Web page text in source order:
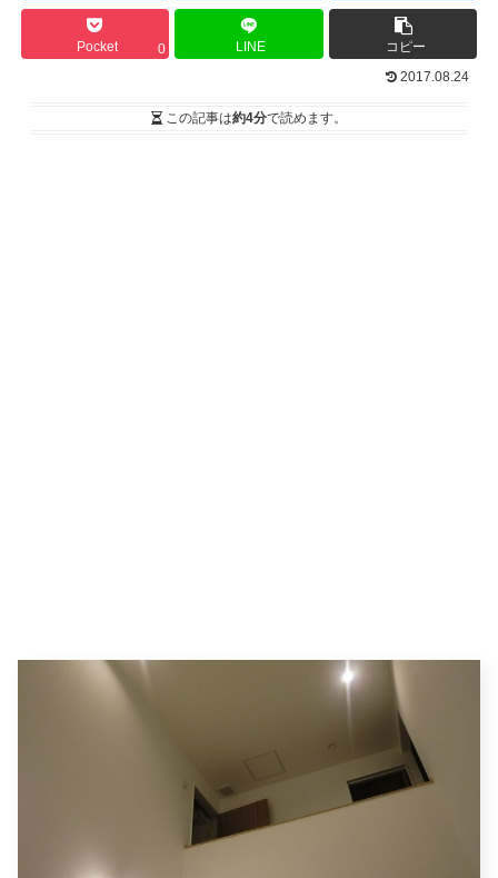
Pocket 0 LINE
コピー
2017.08.24
この記事は約4分で読めます。